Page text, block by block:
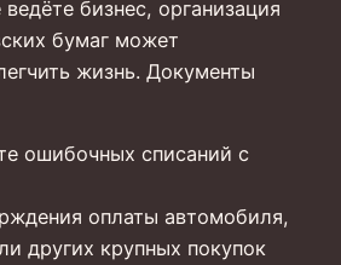
бизнес, организация
бумаг может
жизнь. Документы
ошибочных списаний с
оплаты автомобиля,
других крупных покупок